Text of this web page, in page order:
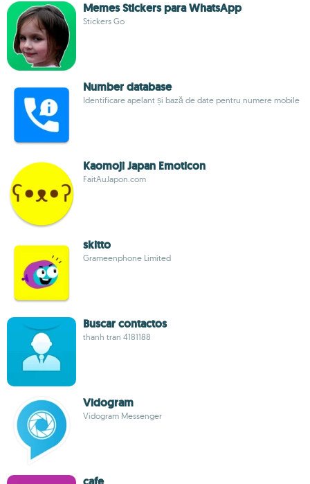
Memes Stickers para WhatsApp
Stickers Go
Number database
Identificare apelant și bază de date pentru numere mobile
Kaomoji Japan Emoticon
FaitAuJapon.com
skitto
Grameenphone Limited
Buscar contactos
thanh tran 4181188
Vidogram
Vidogram Messenger